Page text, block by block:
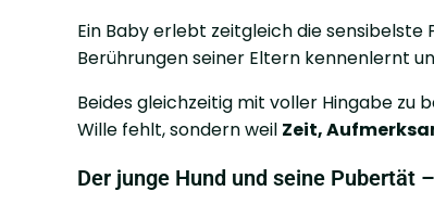
Ein Baby erlebt zeitgleich die sensibelste
Berührungen seiner Eltern kennenlernt
Beides gleichzeitig mit voller Hingabe zu
Wille fehlt, sondern weil Zeit,
Der junge Hund und seine Pubertät